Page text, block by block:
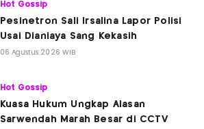
Hot Gossip
Pesinetron Sali Irsalina Lapor Polisi
Usai Dianiaya Sang Kekasih
06 Agustus 2026 WIB
Hot Gossip
Kuasa Hukum Ungkap Alasan
Sarwendah Marah Besar di CCTV